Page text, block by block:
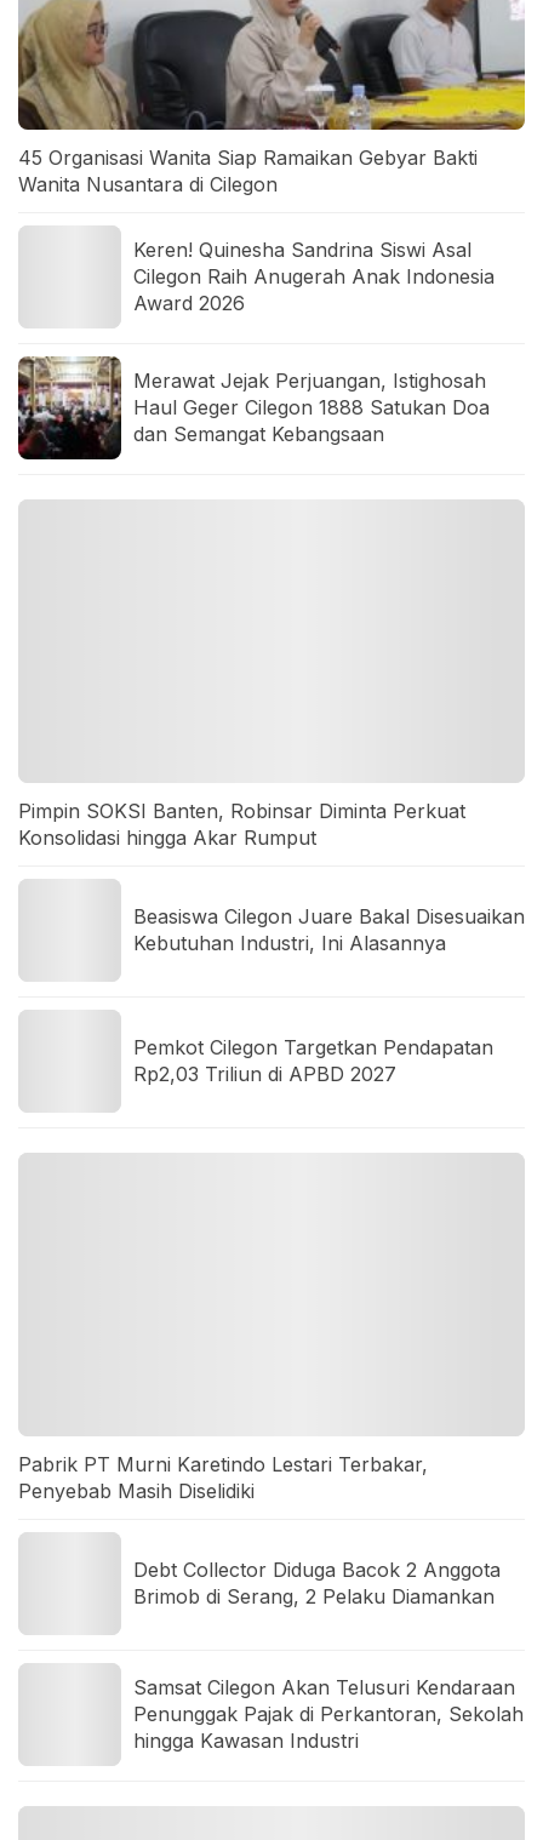
45 Organisasi Wanita Siap Ramaikan Gebyar Bakti
Wanita Nusantara di Cilegon
Keren! Quinesha Sandrina Siswi Asal
Cilegon Raih Anugerah Anak Indonesia
Award 2026
Merawat Jejak Perjuangan, Istighosah
Haul Geger Cilegon 1888 Satukan Doa
dan Semangat Kebangsaan
Pimpin SOKSI Banten, Robinsar Diminta Perkuat
Konsolidasi hingga Akar Rumput
Beasiswa Cilegon Juare Bakal Disesuaikan
Kebutuhan Industri, Ini Alasannya
Pemkot Cilegon Targetkan Pendapatan
Rp2,03 Triliun di APBD 2027
Pabrik PT Murni Karetindo Lestari Terbakar,
Penyebab Masih Diselidiki
Debt Collector Diduga Bacok 2 Anggota
Brimob di Serang, 2 Pelaku Diamankan
Samsat Cilegon Akan Telusuri Kendaraan
Penunggak Pajak di Perkantoran, Sekolah
hingga Kawasan Industri